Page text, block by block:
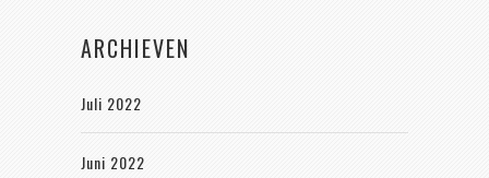
ARCHIEVEN
Juli 2022
Juni 2022